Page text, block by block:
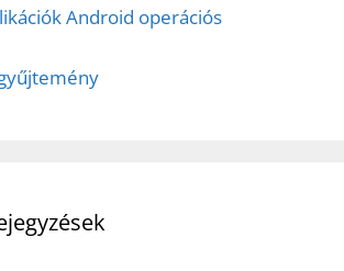
Android operációs